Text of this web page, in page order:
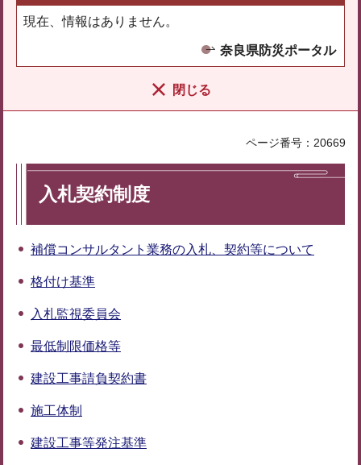
現在、情報はありません。
奈良県防災ポータル
閉じる
ページ番号：20669
入札契約制度
補償コンサルタント業務の入札、契約等について
格付け基準
入札監視委員会
最低制限価格等
建設工事請負契約書
施工体制
建設工事等発注基準